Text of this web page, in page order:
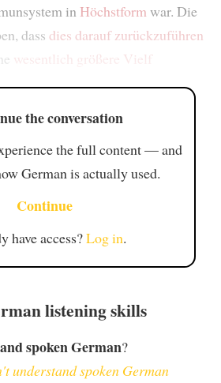
in Höchstform war. Die
dass dies darauf zurückzuführen
wesentlich größere Vielf
the conversation
the full content — and
German is actually used.
Continue
have access?Log in.
listening skills
spoken German?
understand spoken German